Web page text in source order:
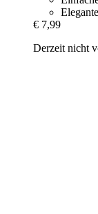
€ 7,99
Derzeit nicht